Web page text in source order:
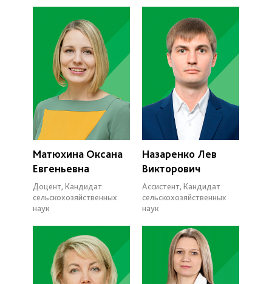
Матюхина Оксана
Евгеньевна
Доцент, Кандидат
сельскохозяйственных
наук
Назаренко Лев
Викторович
Ассистент, Кандидат
сельскохозяйственных
наук